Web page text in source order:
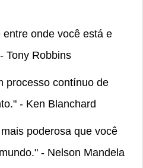
onde você está e
Tony Robbins
processo contínuo de
- Ken Blanchard
poderosa que você
- Nelson Mandela